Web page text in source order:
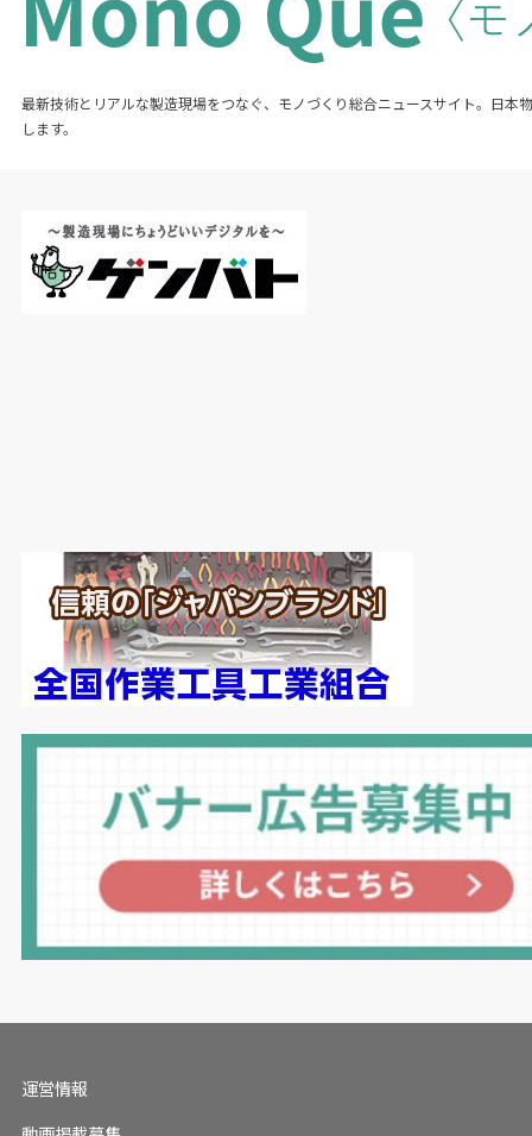
最新技術とリアルな製造現場をつなぐ、モノづくり総合ニュースサイト。日本
します。
運営情報